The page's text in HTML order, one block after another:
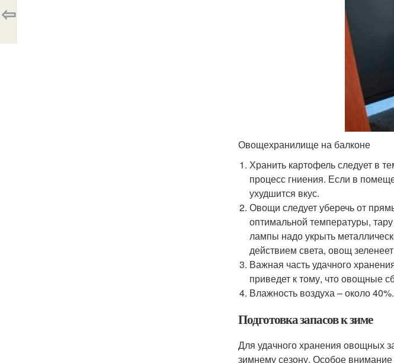
Овощехранилище на балконе
Хранить картофель следует в
процесс гниения. Если в
ухудшится вкус.
Овощи следует уберечь от
оптимальной температуры,
лампы надо укрыть
действием света, овощ
Важная часть удачного
приведет к тому, что овощные
Влажность воздуха – около 40%.
Подготовка запасов к зиме
Для удачного хранения овощных
зимнему сезону. Особое внимание
⇦